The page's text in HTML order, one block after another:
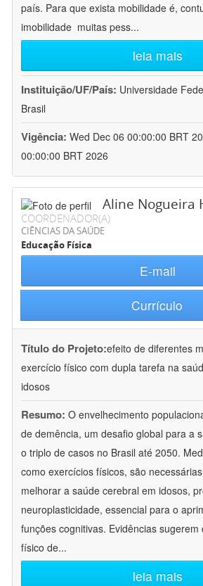
país. Para que exista mobilidade é,
imobilidade  muitas pess...
leia mais
Instituição/UF/País: Universidade
Brasil
Vigência: Wed Dec 06 00:00:00 BRT
00:00:00 BRT 2026
Aline Nogueira
COORDENADOR(A)
CIÊNCIAS DA SAÚDE
Educação Física
E-mail
Currículo
Título do Projeto:efeito de diferentes
exercício físico com dupla tarefa na
idosos
Resumo: O envelhecimento
de demência, um desafio global para a
o triplo de casos no Brasil até 2050.
como exercícios físicos, são
melhorar a saúde cerebral em idosos,
neuroplasticidade, essencial para o
funções cognitivas. Evidências sugerem
físico de...
leia mais